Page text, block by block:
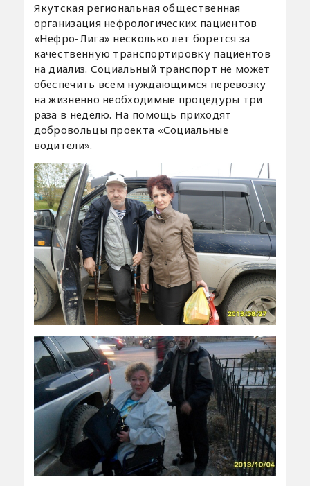
Якутская региональная общественная
организация нефрологических пациентов
«Нефро-Лига» несколько лет борется за
качественную транспортировку пациентов
на диализ. Социальный транспорт не может
обеспечить всем нуждающимся перевозку
на жизненно необходимые процедуры три
раза в неделю. На помощь приходят
добровольцы проекта «Социальные
водители».